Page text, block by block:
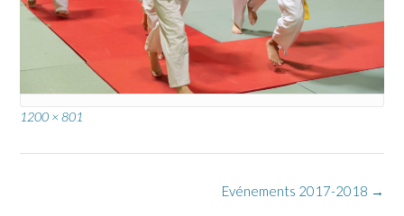
Full
1200 × 801
Evénements 2017-2018 →